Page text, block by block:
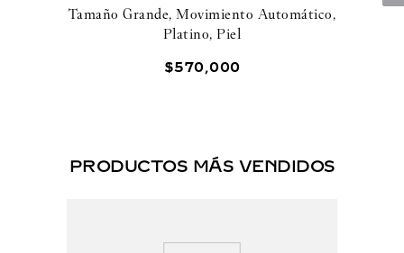
Tamaño Grande, Movimiento Automático,
Platino, Piel
$570,000
PRODUCTOS MÁS VENDIDOS